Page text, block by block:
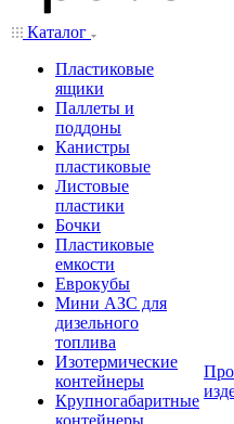
Каталог
Пластиковые
ящики
Паллеты и
поддоны
Канистры
пластиковые
Листовые
пластики
Бочки
Пластиковые
емкости
Еврокубы
Мини АЗС для
дизельного
топлива
Изотермические
контейнеры
Крупногабаритные
контейнеры